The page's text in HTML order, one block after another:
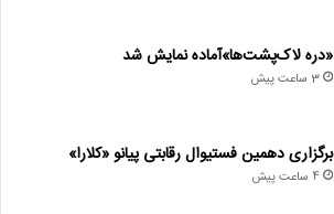
«دره لاک‌پشت‌ها»آماده نمایش شد
3 ساعت پیش
برگزاری دهمین فستیوال رقابتی پیانو «کلارا»
4 ساعت پیش